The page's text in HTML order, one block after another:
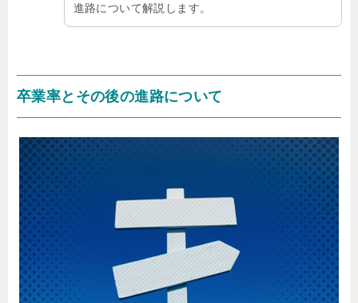
進路について解説します。
卒業率とその後の進路について